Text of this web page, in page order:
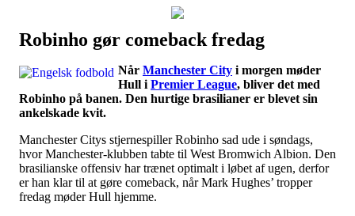
Наши партнеры
лучшие займы
Robinho gør comeback fredag
Når Manchester City i morgen møder
Hull i Premier League, bliver det med
Robinho på banen. Den hurtige brasilianer er blevet sin
ankelskade kvit.
Manchester Citys stjernespiller Robinho sad ude i søndags,
hvor Manchester-klubben tabte til West Bromwich Albion. Den
brasilianske offensiv har trænet optimalt i løbet af ugen, derfor
er han klar til at gøre comeback, når Mark Hughes’ tropper
fredag møder Hull hjemme.